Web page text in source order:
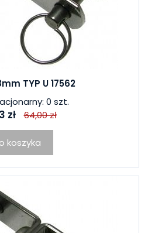
TYP U 17562
0 szt.
zł 64,00 zł
koszyka